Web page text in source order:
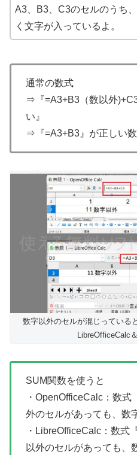
A3、B3、C3のセルのうち
く文字が入っているよ。
通常の数式
⇒『=A3+B3（数以外
い』
⇒『=A3+B3』が正しい数
数字以外のセルが混じっている
LibreOfficeCalc
SUM関数を使うと
・OpenOfficeCalc：数
外のセルがあっても、数
・LibreOfficeCalc：数
以外のセルがあっても、